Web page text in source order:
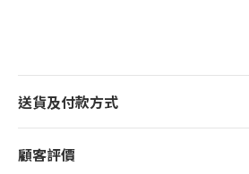
送貨及付款方式
顧客評價